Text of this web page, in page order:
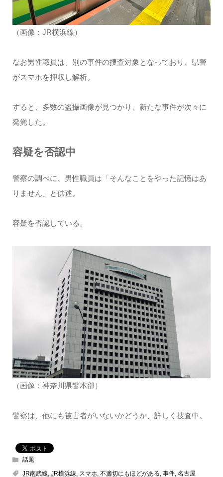
（画像：JR横浜線）
なお男性職員は、別の事件の捜査対象となっており、県警
がスマホを押収し解析。
すると、多数の盗撮画像が見つかり、新たな事件が次々に
発覚した。
容疑を否認中
警察の調べに、男性職員は「そんなことをやった記憶はあ
りません」と供述。
容疑を否認している。
（画像：神奈川県警本部）
警察は、他にも被害者がいないかどうか、詳しく捜査中。
話題
JR南武線 JR横浜線 スマホ 不適切にもほどがある 事件, 名古屋